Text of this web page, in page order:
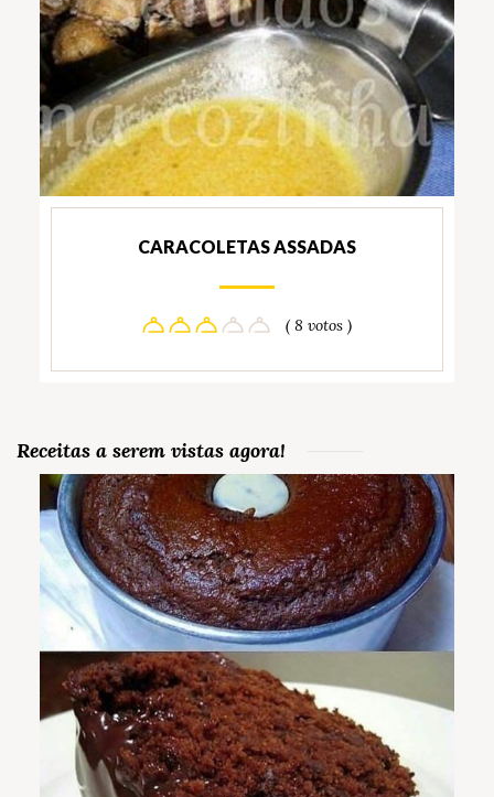
CARACOLETAS ASSADAS
( 8 votos )
Receitas a serem vistas agora!